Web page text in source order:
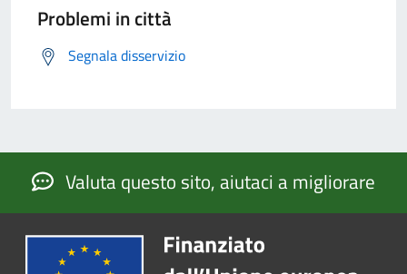
Problemi in città
Segnala disservizio
Valuta questo sito, aiutaci a migliorare